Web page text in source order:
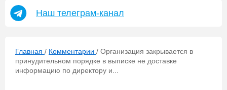
Наш телеграм-канал
Главная / Комментарии / Организация закрывается в
принудительном порядке в выписке не доставке
информацию по директору и...